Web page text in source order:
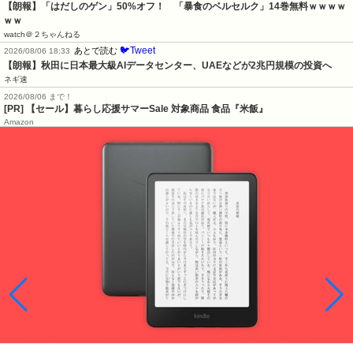
【朗報】「はだしのゲン」50%オフ！　「暴食のベルセルク」14巻無料ｗｗｗｗ
ｗｗ
watch＠２ちゃんねる
2026/08/06 18:33 あとで読む 🐦Tweet
【朗報】秋田に日本最大級AIデータセンター、UAEなどが2兆円規模の投資へ
ネギ速
2026/08/06 まで！
[PR] 【セール】暮らし応援サマーSale 対象商品 食品『米飯』
Amazon